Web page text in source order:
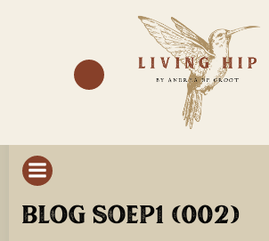
NAAR
DE
INHOUD
BLOG SOEP1 (002)